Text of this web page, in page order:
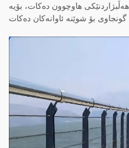
هاوچوون دەكات، بۆیە